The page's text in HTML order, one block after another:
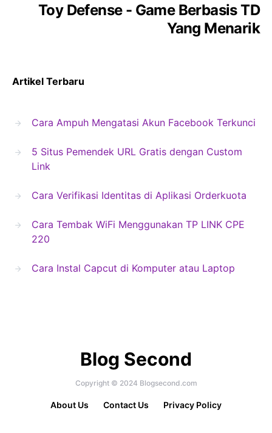
Toy Defense - Game Berbasis TD
Yang Menarik
Artikel Terbaru
Cara Ampuh Mengatasi Akun Facebook Terkunci
5 Situs Pemendek URL Gratis dengan Custom
Link
Cara Verifikasi Identitas di Aplikasi Orderkuota
Cara Tembak WiFi Menggunakan TP LINK CPE
220
Cara Instal Capcut di Komputer atau Laptop
Blog Second
Copyright © 2024 Blogsecond.com
About Us Contact Us Privacy Policy